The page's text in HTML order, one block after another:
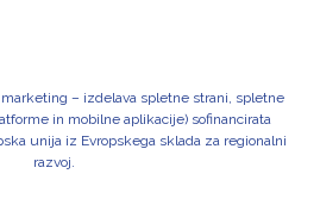
– izdelava spletne strani, spletne
in mobilne aplikacije) sofinancirata
unija iz Evropskega sklada za regionalni
razvoj.